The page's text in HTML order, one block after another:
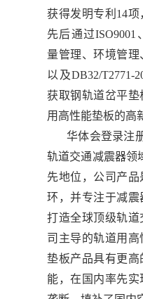
获得发明专利14
先后通过ISO9001
量管理、环境管
以及DB32/T2771-
获取钢轨道岔平
用高性能垫板的高
华体会登录注
轨道交通减震器领
先地位，公司产
环，并专注于减
打造全球顶级轨
司主导的轨道用
垫板产品具有更
能，在国内率先